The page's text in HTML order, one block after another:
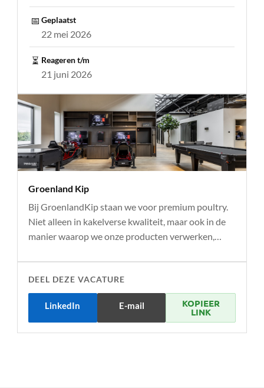
📅 Geplaatst
22 mei 2026
⏳ Reageren t/m
21 juni 2026
Groenland Kip
Bij GroenlandKip staan we voor premium poultry.
Niet alleen in kakelverse kwaliteit, maar ook in de
manier waarop we onze producten verwerken,…
DEEL DEZE VACATURE
LinkedIn E-mail KOPIEER
LINK